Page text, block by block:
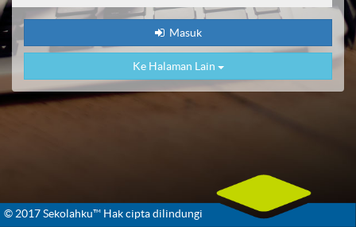
Masuk
Ke Halaman Lain
© 2017 Sekolahku™ Hak cipta dilindungi